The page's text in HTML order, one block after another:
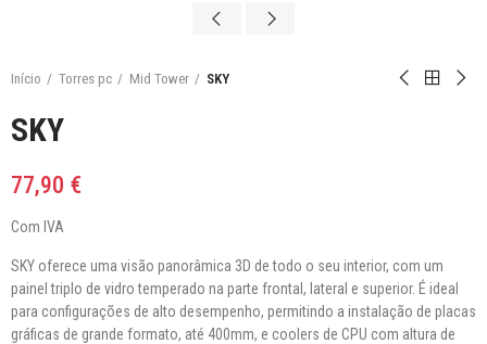
Início Torres pc Mid Tower SKY
SKY
77,90 €
Com IVA
SKY oferece uma visão panorâmica 3D de todo o seu interior, com um
painel triplo de vidro temperado na parte frontal, lateral e superior. É ideal
para configurações de alto desempenho, permitindo a instalação de placas
gráficas de grande formato, até 400mm, e coolers de CPU com altura de